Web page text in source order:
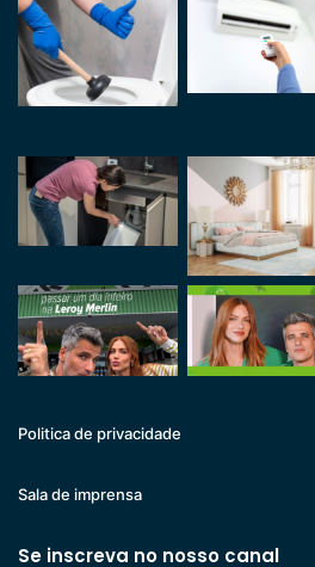
Politica de privacidade
Sala de imprensa
Se inscreva no nosso canal